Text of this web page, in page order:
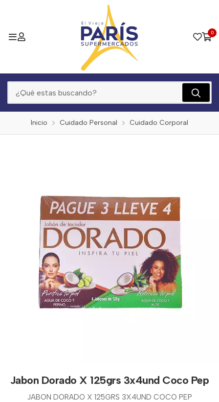
0
Inicio Cuidado Personal Cuidado Corporal
Jabon Dorado X 125grs 3x4und Coco Pep
JABON DORADO X 125GRS 3X4UND COCO PEP